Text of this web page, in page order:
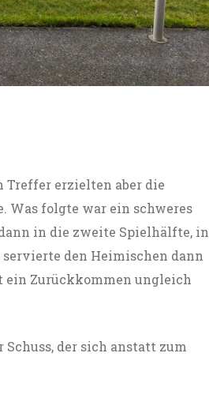
Treffer erzielten aber die
folgte war ein schweres
in die zweite Spielhälfte, in
den Heimischen dann
ein Zurückkommen ungleich
der sich anstatt zum